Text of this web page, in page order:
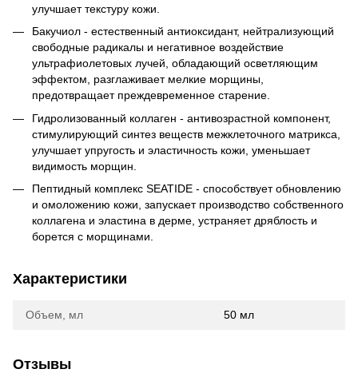
улучшает текстуру кожи.
Бакучиол - естественный антиоксидант, нейтрализующий
свободные радикалы и негативное воздействие
ультрафиолетовых лучей, обладающий осветляющим
эффектом, разглаживает мелкие морщины,
предотвращает преждевременное старение.
Гидролизованный коллаген - антивозрастной компонент,
стимулирующий синтез веществ межклеточного матрикса,
улучшает упругость и эластичность кожи, уменьшает
видимость морщин.
Пептидный комплекс SEATIDE - способствует обновлению
и омоложению кожи, запускает производство собственного
коллагена и эластина в дерме, устраняет дряблость и
борется с морщинами.
Характеристики
Объем, мл 50 мл
Отзывы